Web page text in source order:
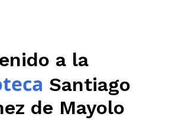
a la
Santiago
de Mayolo